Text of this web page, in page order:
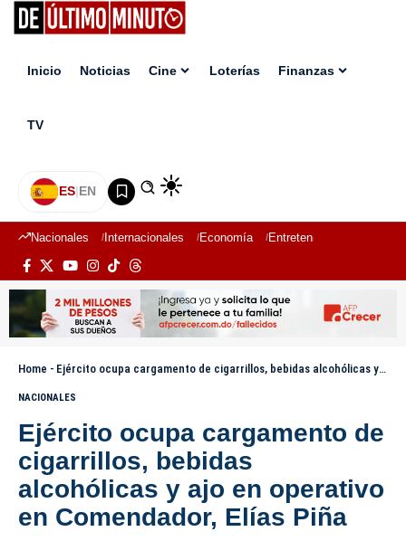
Inicio Noticias Cine Loterías Finanzas
TV
ES|EN
Nacionales Internacionales Economía Entretenimiento
Home - Ejército ocupa cargamento de cigarrillos, bebidas alcohólicas y ajo en operativo en Comendador, Elías Piña
NACIONALES
Ejército ocupa cargamento de
cigarrillos, bebidas
alcohólicas y ajo en operativo
en Comendador, Elías Piña